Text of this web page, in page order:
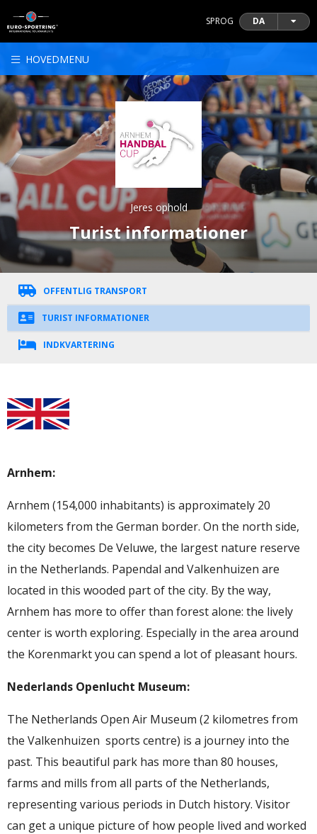
SPROG DA
HOVEDMENU
Jeres ophold
Turist informationer
OFFENTLIG TRANSPORT
TURIST INFORMATIONER
INDKVARTERING
Arnhem:
Arnhem (154,000 inhabitants) is approximately 20
kilometers from the German border. On the north side,
the city becomes De Veluwe, the largest nature reserve
in the Netherlands. Papendal and Valkenhuizen are
located in this wooded part of the city. By the way,
Arnhem has more to offer than forest alone: the lively
center is worth exploring. Especially in the area around
the Korenmarkt you can spend a lot of pleasant hours.
Nederlands Openlucht Museum:
The Netherlands Open Air Museum (2 kilometres from
the Valkenhuizen sports centre) is a journey into the
past. This beautiful park has more than 80 houses,
farms and mills from all parts of the Netherlands,
representing various periods in Dutch history. Visitor
can get a unique picture of how people lived and worked